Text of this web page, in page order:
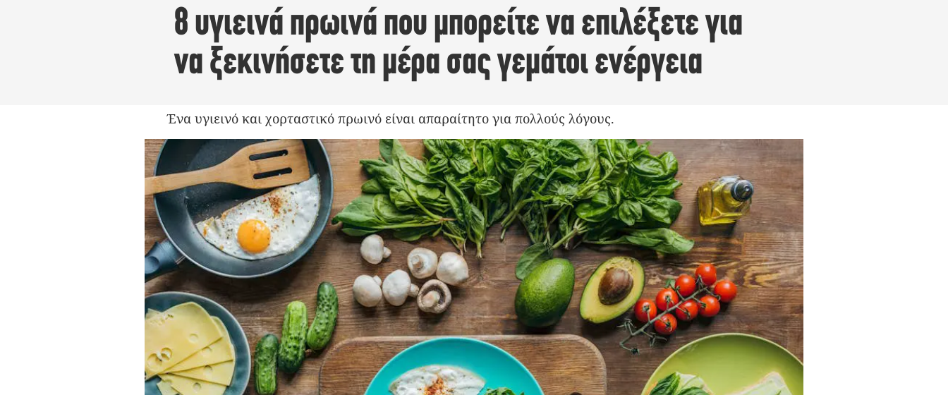
8 υγιεινά πρωινά που μπορείτε να επιλέξετε για
να ξεκινήσετε τη μέρα σας γεμάτοι ενέργεια
Ένα υγιεινό και χορταστικό πρωινό είναι απαραίτητο για πολλούς λόγους.